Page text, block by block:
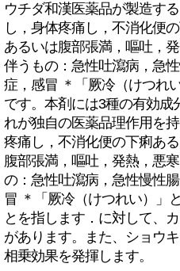
ウチダ和漢医薬品が製造す
し，身体疼痛し，不消化便
あるいは腹部張満，嘔吐，
伴うもの：急性吐瀉病，急
症，感冒 ＊「厥冷（けつれ
です。本剤には3種の有効
れが独自の医薬品理作用を
疼痛し，不消化便の下痢あ
腹部張満，嘔吐，発熱，悪
の：急性吐瀉病，急性慢性
冒 ＊「厥冷（けつれい）」
とを指します．に対して、
があります。また、ショウ
相乗効果を発揮します。